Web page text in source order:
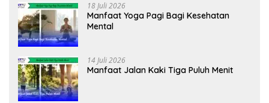
18 Juli 2026
Manfaat Yoga Pagi Bagi Kesehatan
Mental
14 Juli 2026
Manfaat Jalan Kaki Tiga Puluh Menit